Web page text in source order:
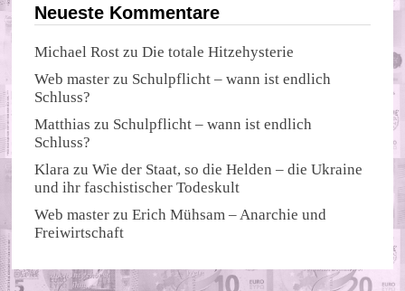
Neueste Kommentare
Michael Rost zuDie totale Hitzehysterie
Web master zu Schulpflicht – wann ist endlich
Schluss?
Matthias zu Schulpflicht – wann ist endlich
Schluss?
Klara zuWie der Staat, so die Helden – die Ukraine
und ihr faschistischer Todeskult
Web master zuErich Mühsam – Anarchie und
Freiwirtschaft